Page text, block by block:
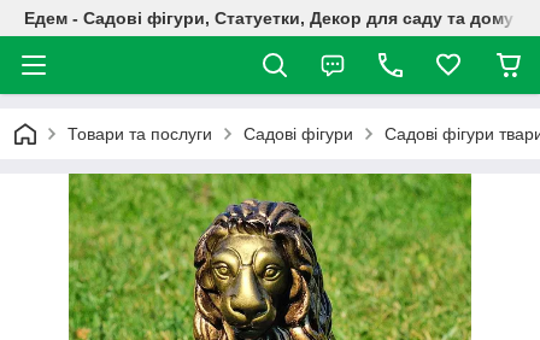
Едем - Садові фігури, Статуетки, Декор для саду та дому
Товари та послуги Садові фігури Садові фігури